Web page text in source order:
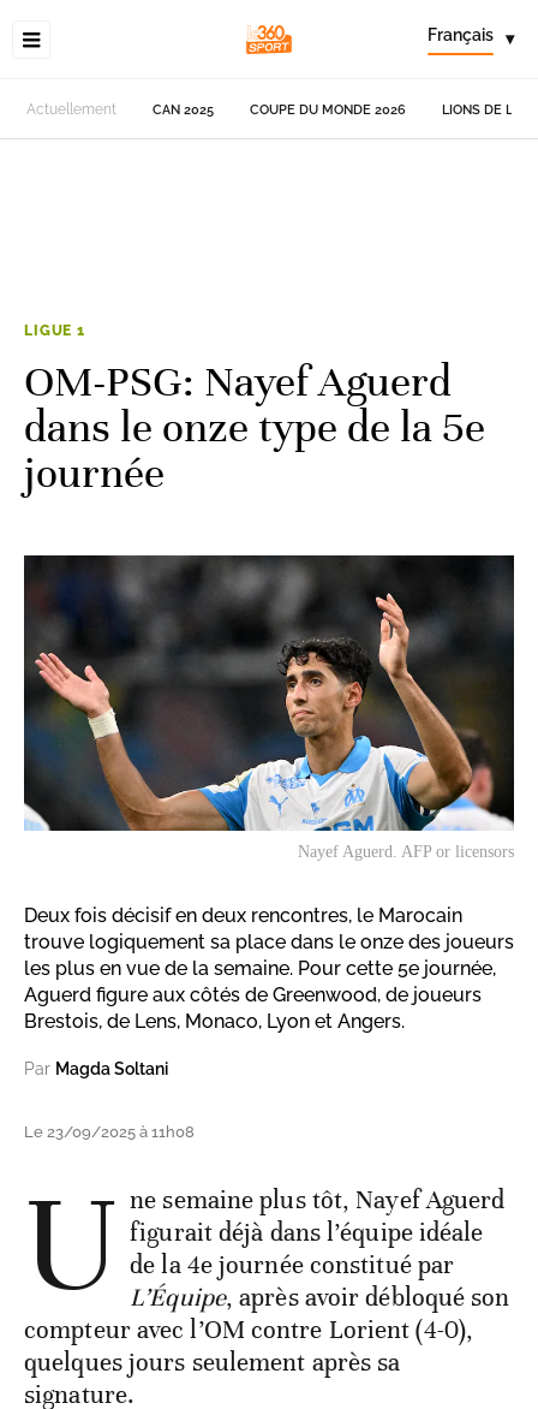
Français ▾
Actuellement CAN 2025 COUPE DU MONDE 2026 LIONS DE
LIGUE 1
OM-PSG: Nayef Aguerd
dans le onze type de la 5e
journée
Nayef Aguerd. AFP or licensors
Deux fois décisif en deux rencontres, le Marocain
trouve logiquement sa place dans le onze des joueurs
les plus en vue de la semaine. Pour cette 5e journée,
Aguerd figure aux côtés de Greenwood, de joueurs
Brestois, de Lens, Monaco, Lyon et Angers.
Par Magda Soltani
Le 23/09/2025 à 11h08
U ne semaine plus tôt, Nayef Aguerd
figurait déjà dans l’équipe idéale
de la 4e journée constitué par
L’Équipe, après avoir débloqué son
compteur avec l’OM contre Lorient (4-0),
quelques jours seulement après sa
signature.